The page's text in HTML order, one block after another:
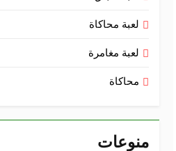
لعبة محاكاة
لعبة مغامرة
محاكاة
منوعات